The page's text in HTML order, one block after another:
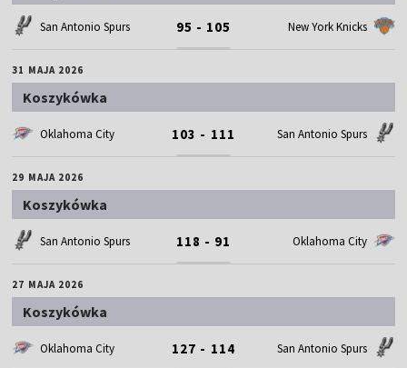
San Antonio Spurs 95 - 105 New York Knicks
31 MAJA 2026
Koszykówka
Oklahoma City 103 - 111 San Antonio Spurs
29 MAJA 2026
Koszykówka
San Antonio Spurs 118 - 91 Oklahoma City
27 MAJA 2026
Koszykówka
Oklahoma City 127 - 114 San Antonio Spurs